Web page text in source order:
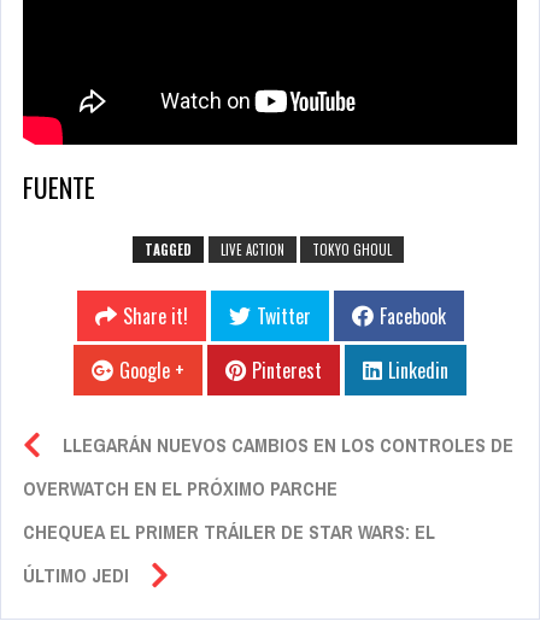
FUENTE
TAGGED LIVE ACTION TOKYO GHOUL
Share it! Twitter
Facebook
Google +
Pinterest Linkedin
LLEGARÁN NUEVOS CAMBIOS EN LOS CONTROLES DE
OVERWATCH EN EL PRÓXIMO PARCHE
CHEQUEA EL PRIMER TRÁILER DE STAR WARS: EL
ÚLTIMO JEDI